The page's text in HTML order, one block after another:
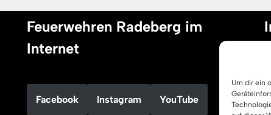
Um dir ein
Feuerwehren Radeberg im
Internet
Facebook Instagram YouTube